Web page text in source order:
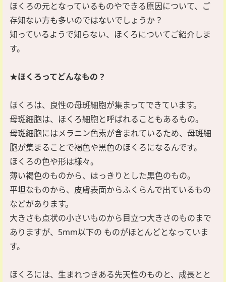
ほくろの元となっているものやできる原因について、ご
存知ない方も多いのではないでしょうか？
知っているようで知らない、ほくろについてご紹介しま
す。
★ほくろってどんなもの？
ほくろは、良性の母斑細胞が集まってできています。
母斑細胞は、ほくろ細胞と呼ばれることもあるもの。
母斑細胞にはメラニン色素が含まれているため、母斑細
胞が集まることで褐色や黒色のほくろになるんです。
ほくろの色や形は様々。
薄い褐色のものから、はっきりとした黒色のもの。
平坦なものから、皮膚表面からふくらんで出ているもの
などがあります。
大きさも点状の小さいものから目立つ大きさのものまで
ありますが、5mm以下の ものがほとんどとなっていま
す。
ほくろには、生まれつきある先天性のものと、成長とと